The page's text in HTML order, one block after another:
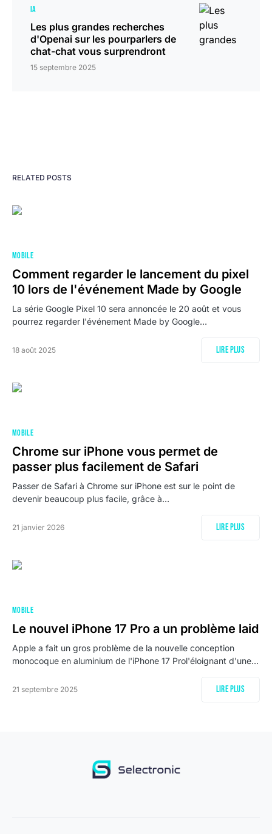
IA
Les plus grandes recherches
d'Openai sur les pourparlers de
chat-chat vous surprendront
15 septembre 2025
RELATED POSTS
MOBILE
Comment regarder le lancement du pixel
10 lors de l'événement Made by Google
La série Google Pixel 10 sera annoncée le 20 août et vous
pourrez regarder l'événement Made by Google…
18 août 2025 Lire plus
MOBILE
Chrome sur iPhone vous permet de
passer plus facilement de Safari
Passer de Safari à Chrome sur iPhone est sur le point de
devenir beaucoup plus facile, grâce à…
21 janvier 2026 Lire plus
MOBILE
Le nouvel iPhone 17 Pro a un problème laid
Apple a fait un gros problème de la nouvelle conception
monocoque en aluminium de l'iPhone 17 Prol'éloignant d'une…
21 septembre 2025 Lire plus